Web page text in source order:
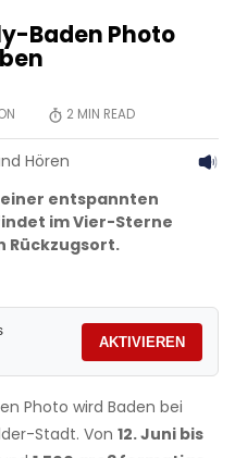
Baden Photo
2 MIN READ
Hören
entspannten
im Vier-Sterne
Rückzugsort.
AKTIVIEREN
Photo wird Baden bei
Stadt. Von 12. Juni bis